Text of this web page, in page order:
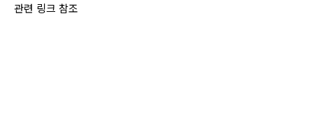
관련 링크 참조